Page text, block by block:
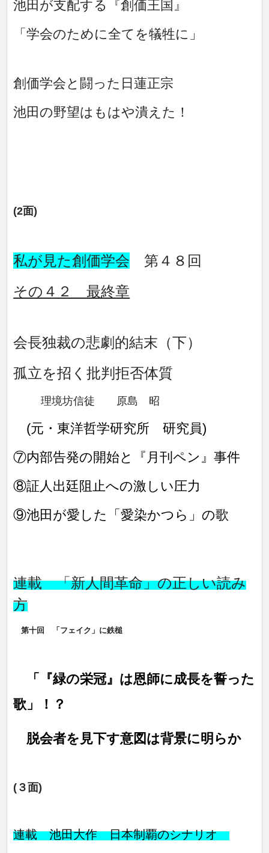
池田が支配する『創価王国』
「学会のために全てを犠牲に」
創価学会と闘った日蓮正宗
池田の野望はもはや潰えた！
(2面)
私が見た創価学会 第４８回
その４２ 最終章
会長独裁の悲劇的結末（下）
孤立を招く批判拒否体質
理境坊信徒 原島 昭
(元・東洋哲学研究所 研究員)
⑦内部告発の開始と『月刊ペン』事件
⑧証人出廷阻止への激しい圧力
⑨池田が愛した「愛染かつら」の歌
連載「新人間革命」の正しい読み
方
第十回 「フェイク」に鉄槌
「『緑の栄冠』は恩師に成長を誓った
歌」！？
脱会者を見下す意図は背景に明らか
(３面)
連載 池田大作 日本制覇のシナリオ